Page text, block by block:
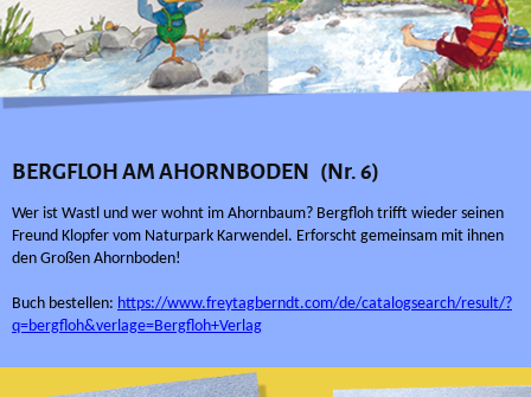
BERGFLOH AM AHORNBODEN (Nr. 6)
Wer ist Wastl und wer wohnt im Ahornbaum? Bergfloh trifft wieder seinen
Freund Klopfer vom Naturpark Karwendel. Erforscht gemeinsam mit ihnen
den Großen Ahornboden!
Buch bestellen: https://www.freytagberndt.com/de/catalogsearch/result/?
q=bergfloh&verlage=Bergfloh+Verlag